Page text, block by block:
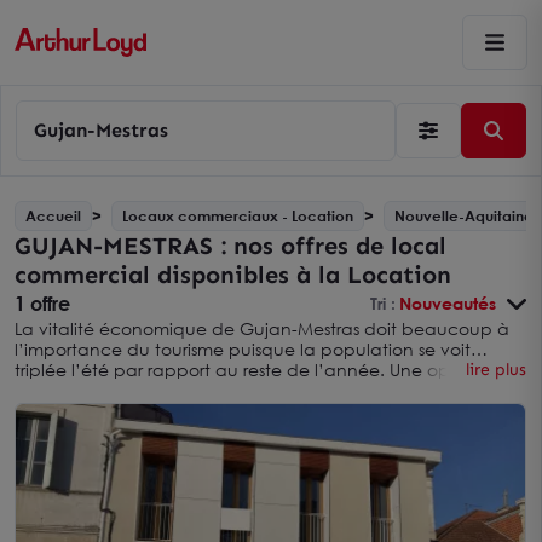
Gujan-Mestras
Accueil Locaux commerciaux - Location Nouvelle-Aquitaine
GUJAN-MESTRAS : nos offres de local
commercial disponibles à la Location
1 offre Tri : Nouveautés
La vitalité économique de Gujan-Mestras doit beaucoup à
l’importance du tourisme puisque la population se voit
triplée l’été par rapport au reste de l’année. Une opportunité
locaux commerciaux et bénéficier en même temps de cette
importante clientèle potentielle saisonnière. Arthur Loyd
Bordeaux vous présente les offres delocaux commerciaux
disponibles à la location
qui seraient susceptibles de
correspondre à vos besoins.
lire plus